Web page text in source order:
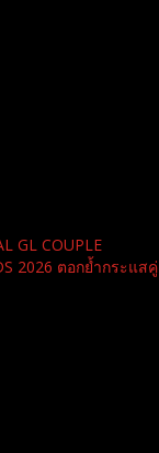
GL COUPLE
2026 ตอกย้ำกระแสคู่